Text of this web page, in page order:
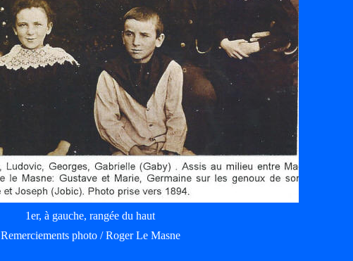
1er, à gauche, rangée du haut
Remerciements photo / Roger Le Masne